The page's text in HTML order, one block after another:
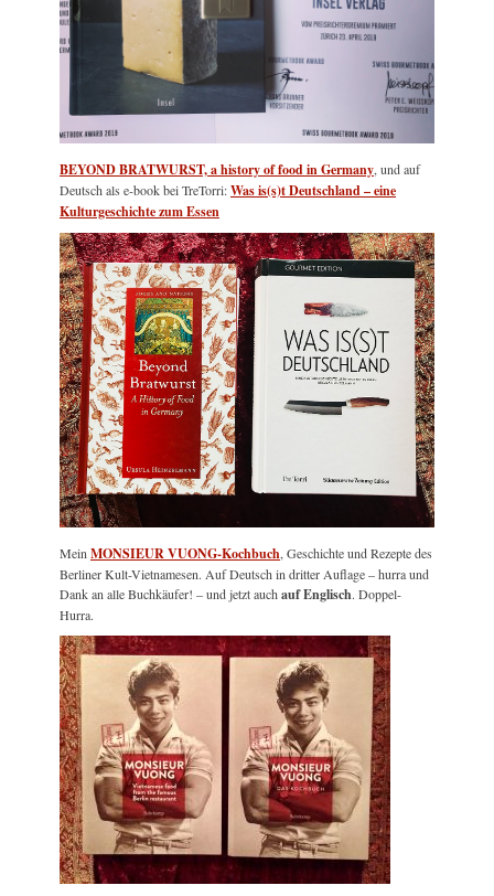
BEYOND BRATWURST, a history of food in Germany, und auf
Deutsch als e-book bei TreTorri:Was is(s)t Deutschland – eine
Kulturgeschichte zum Essen
MeinMONSIEUR VUONG-Kochbuch, Geschichte und Rezepte des
Berliner Kult-Vietnamesen. Auf Deutsch in dritter Auflage – hurra und
Dank an alle Buchkäufer! – und jetzt auchauf Englisch. Doppel-
Hurra.